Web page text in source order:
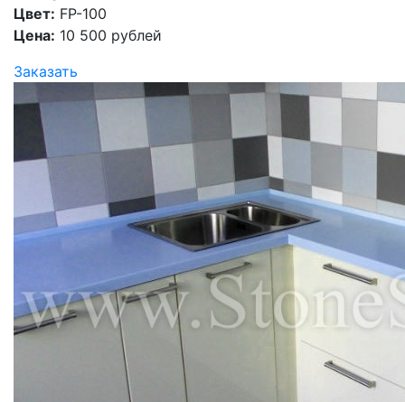
Цвет: FP-100
Цена: 10 500 рублей
Заказать